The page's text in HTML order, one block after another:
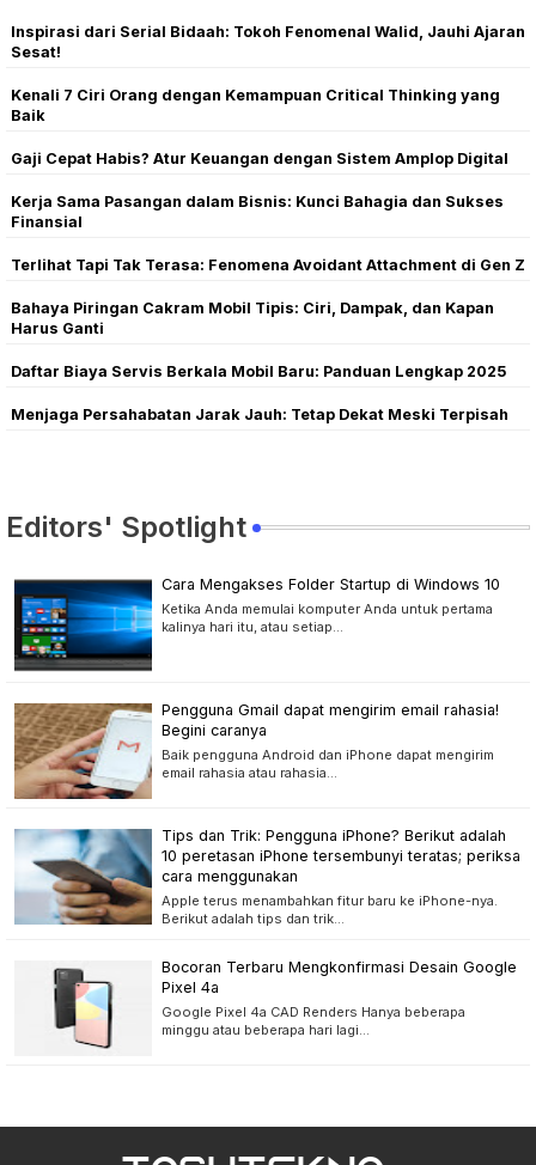
Inspirasi dari Serial Bidaah: Tokoh Fenomenal Walid, Jauhi Ajaran
Sesat!
Kenali 7 Ciri Orang dengan Kemampuan Critical Thinking yang
Baik
Gaji Cepat Habis? Atur Keuangan dengan Sistem Amplop Digital
Kerja Sama Pasangan dalam Bisnis: Kunci Bahagia dan Sukses
Finansial
Terlihat Tapi Tak Terasa: Fenomena Avoidant Attachment di Gen Z
Bahaya Piringan Cakram Mobil Tipis: Ciri, Dampak, dan Kapan
Harus Ganti
Daftar Biaya Servis Berkala Mobil Baru: Panduan Lengkap 2025
Menjaga Persahabatan Jarak Jauh: Tetap Dekat Meski Terpisah
Editors' Spotlight
Cara Mengakses Folder Startup di Windows 10
Ketika Anda memulai komputer Anda untuk pertama
kalinya hari itu, atau setiap…
Pengguna Gmail dapat mengirim email rahasia!
Begini caranya
Baik pengguna Android dan iPhone dapat mengirim
email rahasia atau rahasia…
Tips dan Trik: Pengguna iPhone? Berikut adalah
10 peretasan iPhone tersembunyi teratas; periksa
cara menggunakan
Apple terus menambahkan fitur baru ke iPhone-nya.
Berikut adalah tips dan trik…
Bocoran Terbaru Mengkonfirmasi Desain Google
Pixel 4a
Google Pixel 4a CAD Renders Hanya beberapa
minggu atau beberapa hari lagi…